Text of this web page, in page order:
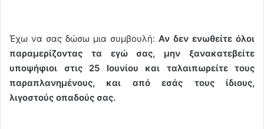
Έχω να σας δώσω μια συμβουλή: Αν δεν ενωθείτε όλοι
παραμερίζοντας τα εγώ σας, μην ξανακατεβείτε
υποψήφιοι στις 25 Ιουνίου και ταλαιπωρείτε τους
παραπλανημένους, και από εσάς τους ίδιους,
λιγοστούς οπαδούς σας.